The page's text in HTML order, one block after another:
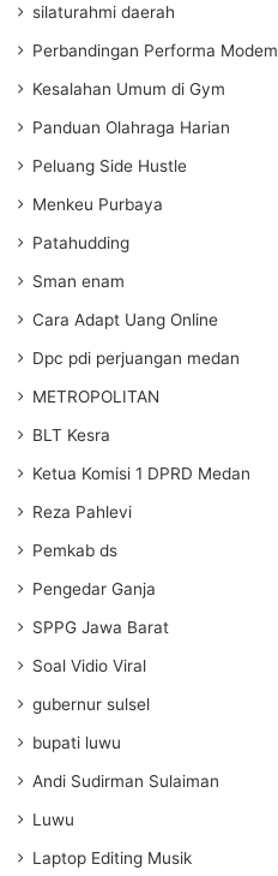
silaturahmi daerah
Perbandingan Performa Modem
Kesalahan Umum di Gym
Panduan Olahraga Harian
Peluang Side Hustle
Menkeu Purbaya
Patahudding
Sman enam
Cara Adapt Uang Online
Dpc pdi perjuangan medan
METROPOLITAN
BLT Kesra
Ketua Komisi 1 DPRD Medan
Reza Pahlevi
Pemkab ds
Pengedar Ganja
SPPG Jawa Barat
Soal Vidio Viral
gubernur sulsel
bupati luwu
Andi Sudirman Sulaiman
Luwu
Laptop Editing Musik